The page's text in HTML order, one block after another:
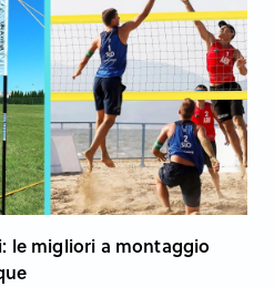
le migliori a montaggio